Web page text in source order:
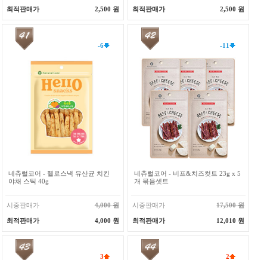
최적판매가 2,500 원 최적판매가 2,500 원
-6
네츄럴코어 - 헬로스낵 유산균 치킨
야채 스틱 40g
시중판매가 4,000 원
최적판매가 4,000 원
-11
네츄럴코어 - 비프&치즈컷트 23g x 5
개 묶음셋트
시중판매가 17,500 원
최적판매가 12,010 원
3 2